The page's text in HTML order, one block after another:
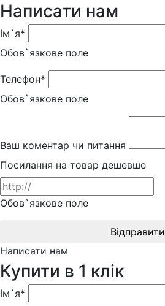
Написати нам
Ім`я*
Обов`язкове поле
Телефон*
Обов`язкове поле
Ваш коментар чи питання
Посилання на товар дешевше
Обов`язкове поле
Відправити
Написати нам
Купити в 1 клік
Ім`я*